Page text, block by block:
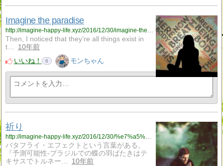
Imagine the paradise
Then, I noticed that they’re all things exist in
t…
10年前
いいね！
6 モンちゃん
祈り
http://imagine-happy-life.xyz/2016/12/30/%e7%a5%88%e3%82%8a/
バタフライ・エフェクトという言葉がある。
『予測可能性-ブラジルでの蝶の羽ばたきはテ
キサスでトルネー…
10年前